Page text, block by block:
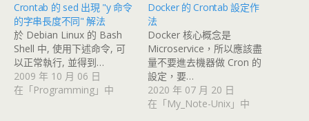
Crontab 的 sed 出現 "y 命令
的字串長度不同" 解法
於 Debian Linux 的 Bash
Shell 中, 使用下述命令, 可
以正常執行, 並得到…
2009 年 10 月 06 日
在「Programming」中
Docker 的 Crontab 設定作
法
Docker 核心概念是
Microservice，所以應該盡
量不要進去機器做 Cron 的
設定，要…
2020 年 07 月 20 日
在「My_Note-Unix」中